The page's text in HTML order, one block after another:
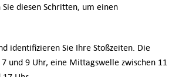
diesen Schritten, um einen
identifizieren Sie Ihre Stoßzeiten. Die
und 9 Uhr, eine Mittagswelle zwischen 11